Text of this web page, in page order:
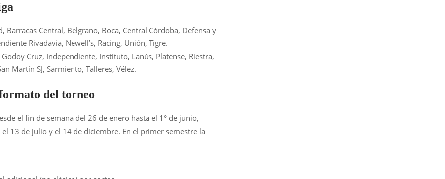
Barracas Central, Belgrano, Boca, Central Córdoba, Defensa y
Rivadavia, Newell’s, Racing, Unión, Tigre.
Cruz, Independiente, Instituto, Lanús, Platense, Riestra,
Martín SJ, Sarmiento, Talleres, Vélez.
del torneo
el fin de semana del 26 de enero hasta el 1° de junio,
13 de julio y el 14 de diciembre. En el primer semestre la